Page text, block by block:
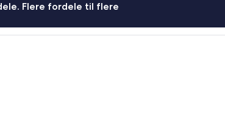
Flere fordele til flere